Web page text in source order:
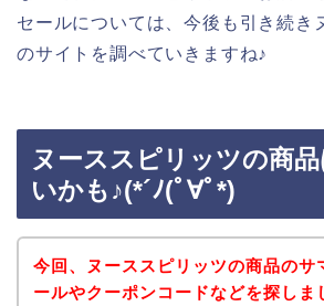
セールについては、今後も引き続き
のサイトを調べていきますね♪
ヌーススピリッツの商
いかも♪(*´ﾉ(ﾟ∀ﾟ*)
今回、ヌーススピリッツの商品のサ
ールやクーポンコードなどを探しま